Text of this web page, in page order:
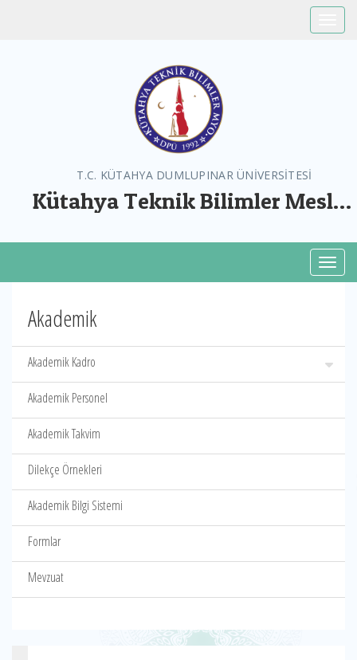
T.C. KÜTAHYA DUMLUPINAR ÜNİVERSİTESİ
Kütahya Teknik Bilimler Meslek
Akademik
Akademik Kadro
Akademik Personel
Akademik Takvim
Dilekçe Örnekleri
Akademik Bilgi Sistemi
Formlar
Mevzuat